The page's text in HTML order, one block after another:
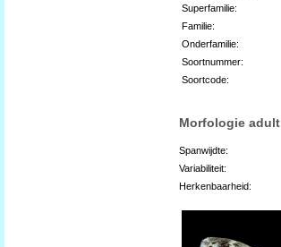
Superfamilie:
Familie:
Onderfamilie:
Soortnummer:
Soortcode:
Morfologie adult
Spanwijdte:
Variabiliteit:
Herkenbaarheid: